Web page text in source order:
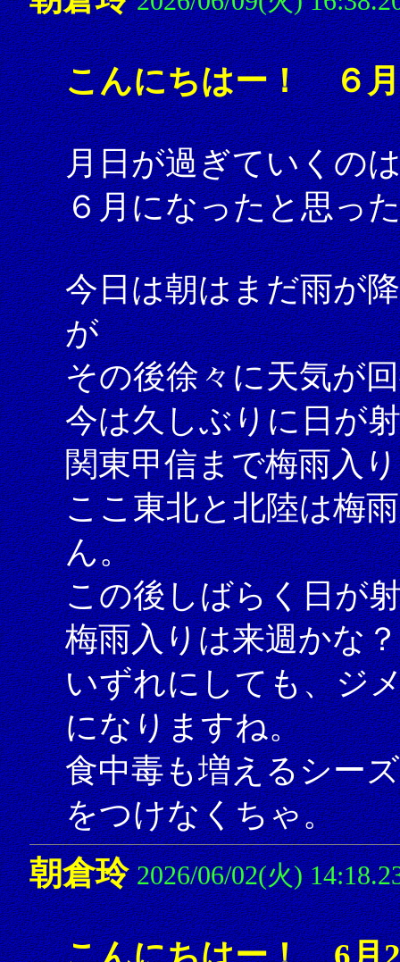
こんにちはー！ ６
月日が過ぎていくの
６月になったと思っ
今日は朝はまだ雨が
が
その後徐々に天気が
今は久しぶりに日が
関東甲信まで梅雨入
ここ東北と北陸は梅
ん。
この後しばらく日が
梅雨入りは来週かな？
いずれにしても、ジ
になりますね。
食中毒も増えるシー
をつけなくちゃ。
朝倉玲 2026/06/02(火)